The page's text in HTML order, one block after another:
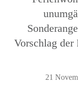
Vorschlag der
21